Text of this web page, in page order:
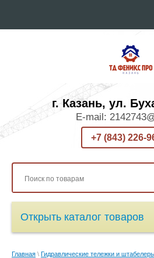
г. Казань, ул.
E-mail:
+7 (843) 226-
Открыть каталог товаров
Главная \ Гидравлические тележки и